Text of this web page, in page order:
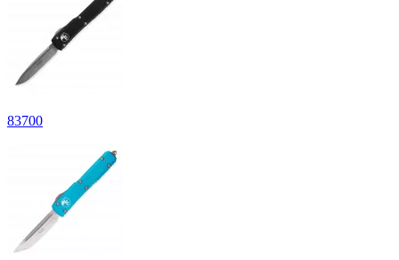
83700